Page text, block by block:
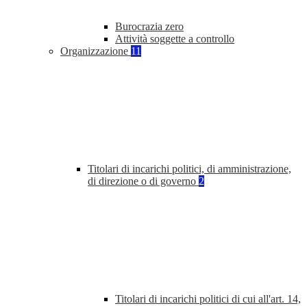
Burocrazia zero
Attività soggette a controllo
Organizzazione 11
Titolari di incarichi politici, di amministrazione,
di direzione o di governo 2
Titolari di incarichi politici di cui all'art. 14,